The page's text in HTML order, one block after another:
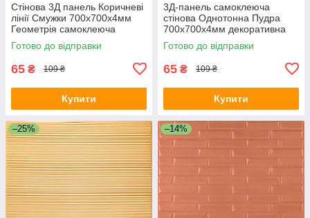
Стінова 3Д панель Коричневі
лінії Смужки 700х700х4мм
Геометрія самоклеюча
декоративна для стін SW-
00001955
Готово до відправки
65 ₴ 109 ₴
Купити
3Д-панель самоклеюча
стінова Однотонна Пудра
700х700х4мм декоративна
стінова ПВХ SW-00001962
Готово до відправки
65 ₴ 109 ₴
Купити
–25% –14%